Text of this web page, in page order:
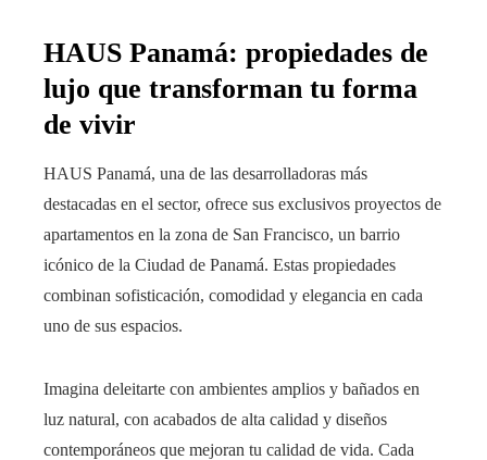
HAUS Panamá: propiedades de
lujo que transforman tu forma
de vivir
HAUS Panamá, una de las desarrolladoras más
destacadas en el sector, ofrece sus exclusivos proyectos de
apartamentos en la zona de San Francisco, un barrio
icónico de la Ciudad de Panamá. Estas propiedades
combinan sofisticación, comodidad y elegancia en cada
uno de sus espacios.
Imagina deleitarte con ambientes amplios y bañados en
luz natural, con acabados de alta calidad y diseños
contemporáneos que mejoran tu calidad de vida. Cada